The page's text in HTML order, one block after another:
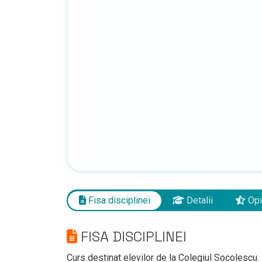
Fisa disciplinei Detalii
FISA DISCIPLINEI
Curs destinat elevilor de la Colegiul Socolescu.